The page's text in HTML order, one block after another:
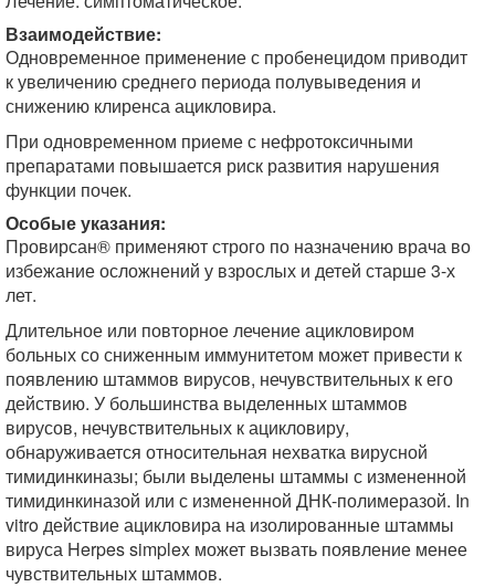
Взаимодействие:
Одновременное применение с пробенецидом приводит
к увеличению среднего периода полувыведения и
снижению клиренса ацикловира.
При одновременном приеме с нефротоксичными
препаратами повышается риск развития нарушения
функции почек.
Особые указания:
Провирсан® применяют строго по назначению врача во
избежание осложнений у взрослых и детей старше 3-х
лет.
Длительное или повторное лечение ацикловиром
больных со сниженным иммунитетом может привести к
появлению штаммов вирусов, нечувствительных к его
действию. У большинства выделенных штаммов
вирусов, нечувствительных к ацикловиру,
обнаруживается относительная нехватка вирусной
тимидинкиназы; были выделены штаммы с измененной
тимидинкиназой или с измененной ДНК-полимеразой. In
vitro действие ацикловира на изолированные штаммы
вируса Herpes simplex может вызвать появление менее
чувствительных штаммов.